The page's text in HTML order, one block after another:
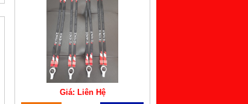
Giá: Liên Hệ